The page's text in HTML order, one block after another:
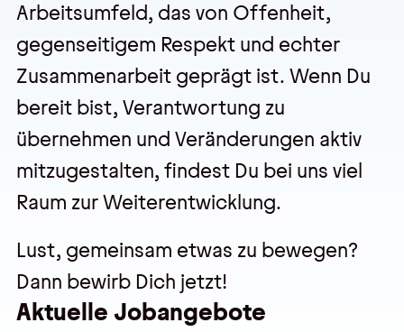
Arbeitsumfeld, das von Offenheit,
gegenseitigem Respekt und echter
Zusammenarbeit geprägt ist. Wenn Du
bereit bist, Verantwortung zu
übernehmen und Veränderungen aktiv
mitzugestalten, findest Du bei uns viel
Raum zur Weiterentwicklung.
Lust, gemeinsam etwas zu bewegen?
Dann bewirb Dich jetzt!
Aktuelle Jobangebote
Blog
Veranstaltungen
Trainings
Webseminare
Events
Über uns
Wir sind pmOne